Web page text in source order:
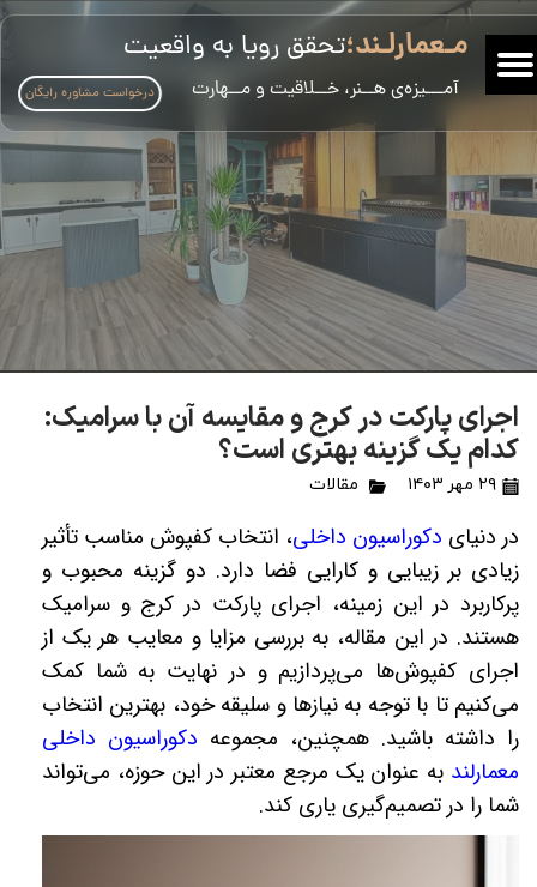
​آمـــیزه‌ی هــنر، خــلاقیت و مــهارت
مـعمارلـند؛تحقق رویا به واقعیت
درخواست مشاوره رایگان
اجرای پارکت در کرج و مقایسه آن با سرامیک:
کدام یک گزینه بهتری است؟
۲۹ مهر ۱۴۰۳ مقالات
در دنیای دکوراسیون داخلی، انتخاب کفپوش مناسب تأثیر
زیادی بر زیبایی و کارایی فضا دارد. دو گزینه محبوب و
پرکاربرد در این زمینه، اجرای پارکت در کرج و سرامیک
هستند. در این مقاله، به بررسی مزایا و معایب هر یک از
اجرای کفپوش‌ها می‌پردازیم و در نهایت به شما کمک
می‌کنیم تا با توجه به نیازها و سلیقه خود، بهترین انتخاب
را داشته باشید. همچنین، مجموعه دکوراسیون داخلی
معمارلند به عنوان یک مرجع معتبر در این حوزه، می‌تواند
شما را در تصمیم‌گیری یاری کند.